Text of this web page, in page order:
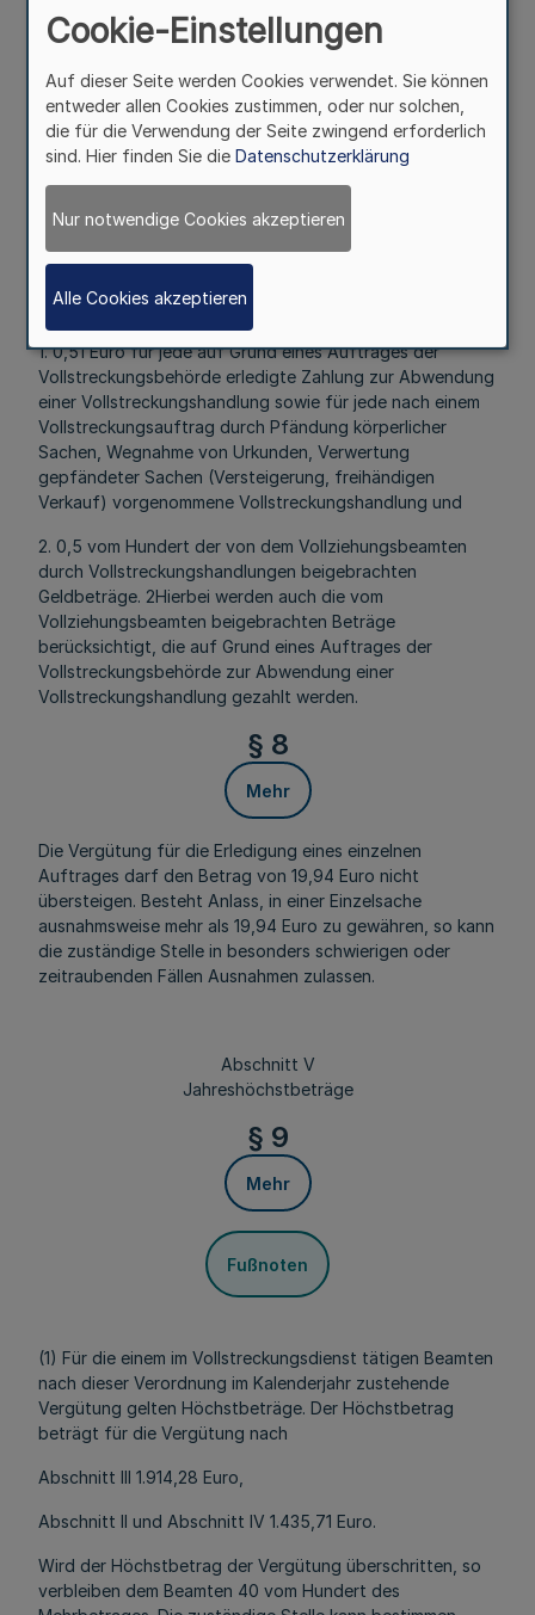
Gemeindeverbände
Mehr
(1) Die im Vollstreckungsdienst der Gemeinden und der
Gemeindeverbände tätigen Beamten erhalten für die
Dauer ihrer Verwendung im Außendienst eine Vergütung.
(2) Die Vergütung beträgt
1. 0,51 Euro für jede auf Grund eines Auftrages der
Vollstreckungsbehörde erledigte Zahlung zur Abwendung
einer Vollstreckungshandlung sowie für jede nach einem
Vollstreckungsauftrag durch Pfändung körperlicher
Sachen, Wegnahme von Urkunden, Verwertung
gepfändeter Sachen (Versteigerung, freihändigen
Verkauf) vorgenommene Vollstreckungshandlung und
2. 0,5 vom Hundert der von dem Vollziehungsbeamten
durch Vollstreckungshandlungen beigebrachten
Geldbeträge. 2Hierbei werden auch die vom
Vollziehungsbeamten beigebrachten Beträge
berücksichtigt, die auf Grund eines Auftrages der
Vollstreckungsbehörde zur Abwendung einer
Vollstreckungshandlung gezahlt werden.
§ 8
Mehr
Die Vergütung für die Erledigung eines einzelnen
Auftrages darf den Betrag von 19,94 Euro nicht
übersteigen. Besteht Anlass, in einer Einzelsache
ausnahmsweise mehr als 19,94 Euro zu gewähren, so kann
die zuständige Stelle in besonders schwierigen oder
zeitraubenden Fällen Ausnahmen zulassen.
Abschnitt V
Jahreshöchstbeträge
§ 9
Mehr
Fußnoten
(1) Für die einem im Vollstreckungsdienst tätigen Beamten
nach dieser Verordnung im Kalenderjahr zustehende
Vergütung gelten Höchstbeträge. Der Höchstbetrag
beträgt für die Vergütung nach
Abschnitt III 1.914,28 Euro,
Abschnitt II und Abschnitt IV 1.435,71 Euro.
Wird der Höchstbetrag der Vergütung überschritten, so
verbleiben dem Beamten 40 vom Hundert des
Cookie-Einstellungen
Auf dieser Seite werden Cookies verwendet. Sie können
entweder allen Cookies zustimmen, oder nur solchen,
die für die Verwendung der Seite zwingend erforderlich
sind. Hier finden Sie die Datenschutzerklärung
Nur notwendige Cookies akzeptieren
Alle Cookies akzeptieren